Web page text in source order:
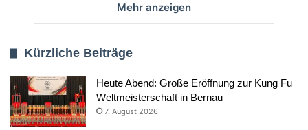
Mehr anzeigen
Kürzliche Beiträge
Heute Abend: Große Eröffnung zur Kung Fu
Weltmeisterschaft in Bernau
7. August 2026